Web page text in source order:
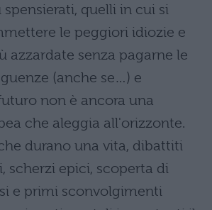
quelli in cui si
le peggiori idiozie e
azzardate senza pagarne le
(anche se…) e
non è ancora una
che aleggia all'orizzonte.
durano una vita, dibattiti
scherzi epici, scoperta di
e primi sconvolgimenti